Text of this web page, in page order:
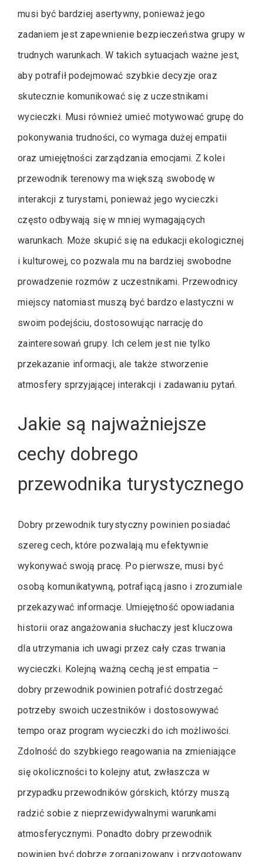
musi być bardziej asertywny, ponieważ jego
zadaniem jest zapewnienie bezpieczeństwa grupy w
trudnych warunkach. W takich sytuacjach ważne jest,
aby potrafił podejmować szybkie decyzje oraz
skutecznie komunikować się z uczestnikami
wycieczki. Musi również umieć motywować grupę do
pokonywania trudności, co wymaga dużej empatii
oraz umiejętności zarządzania emocjami. Z kolei
przewodnik terenowy ma większą swobodę w
interakcji z turystami, ponieważ jego wycieczki
często odbywają się w mniej wymagających
warunkach. Może skupić się na edukacji ekologicznej
i kulturowej, co pozwala mu na bardziej swobodne
prowadzenie rozmów z uczestnikami. Przewodnicy
miejscy natomiast muszą być bardzo elastyczni w
swoim podejściu, dostosowując narrację do
zainteresowań grupy. Ich celem jest nie tylko
przekazanie informacji, ale także stworzenie
atmosfery sprzyjającej interakcji i zadawaniu pytań.
Jakie są najważniejsze
cechy dobrego
przewodnika turystycznego
Dobry przewodnik turystyczny powinien posiadać
szereg cech, które pozwalają mu efektywnie
wykonywać swoją pracę. Po pierwsze, musi być
osobą komunikatywną, potrafiącą jasno i zrozumiale
przekazywać informacje. Umiejętność opowiadania
historii oraz angażowania słuchaczy jest kluczowa
dla utrzymania ich uwagi przez cały czas trwania
wycieczki. Kolejną ważną cechą jest empatia –
dobry przewodnik powinien potrafić dostrzegać
potrzeby swoich uczestników i dostosowywać
tempo oraz program wycieczki do ich możliwości.
Zdolność do szybkiego reagowania na zmieniające
się okoliczności to kolejny atut, zwłaszcza w
przypadku przewodników górskich, którzy muszą
radzić sobie z nieprzewidywalnymi warunkami
atmosferycznymi. Ponadto dobry przewodnik
powinien być dobrze zorganizowany i przygotowany